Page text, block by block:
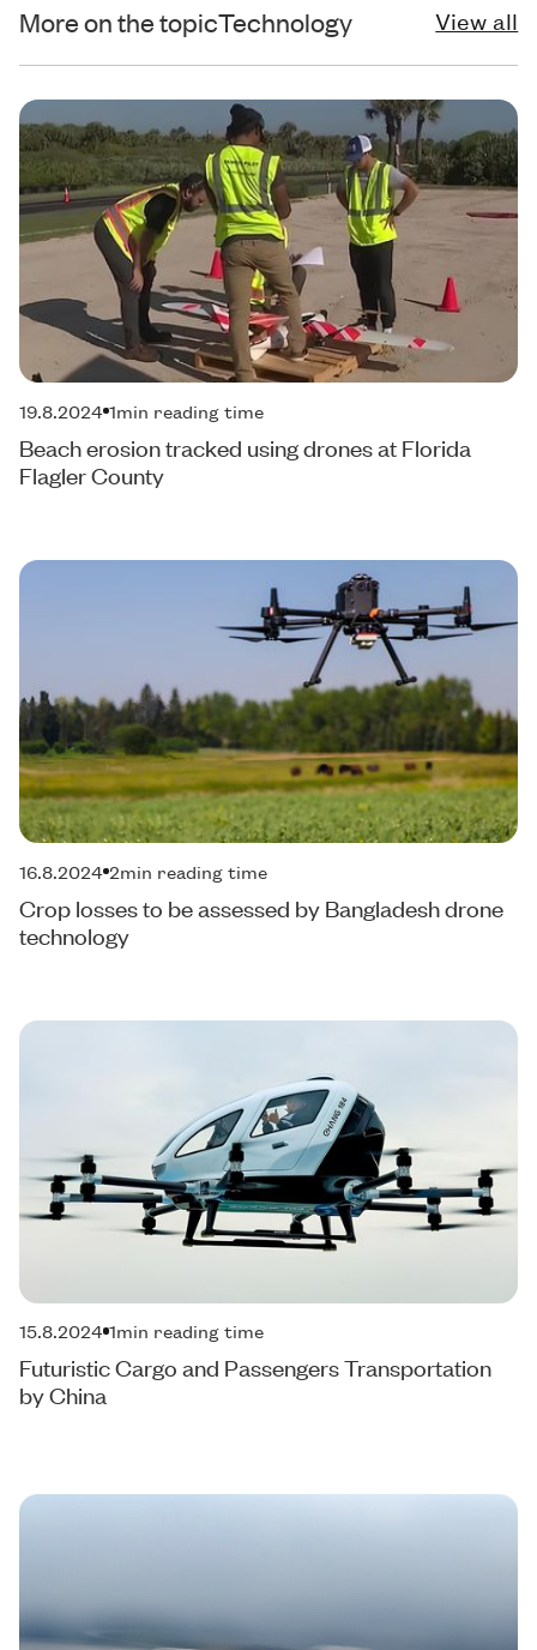
More on the topicTechnology View all
19.8.2024 1min reading time
Beach erosion tracked using drones at Florida
Flagler County
16.8.2024 2min reading time
Crop losses to be assessed by Bangladesh drone
technology
15.8.2024 1min reading time
Futuristic Cargo and Passengers Transportation
by China